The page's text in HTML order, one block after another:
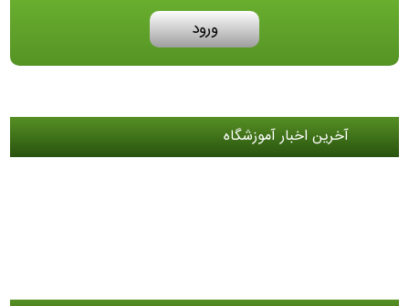
ورود
آخرین اخبار آموزشگاه